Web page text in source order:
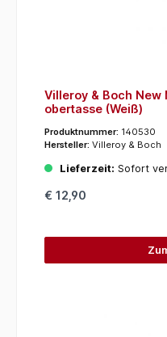
Villeroy & Boch New
obertasse (Weiß)
Produktnummer: 140530
Hersteller: Villeroy & Boch
Lieferzeit: Sofort
€ 12,90